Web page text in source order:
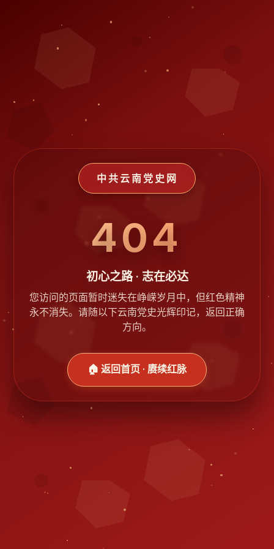
中共云南党史网
404
初心之路 · 志在必达
您访问的页面暂时迷失在峥嵘岁月中，但红色精神
永不消失。请随以下云南党史光辉印记，返回正确
方向。
🏠 返回首页 · 赓续红脉